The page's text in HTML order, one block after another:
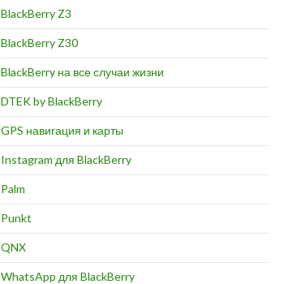
BlackBerry Z3
BlackBerry Z30
BlackBerry на все случаи жизни
DTEK by BlackBerry
GPS навигация и карты
Instagram для BlackBerry
Palm
Punkt
QNX
WhatsApp для BlackBerry